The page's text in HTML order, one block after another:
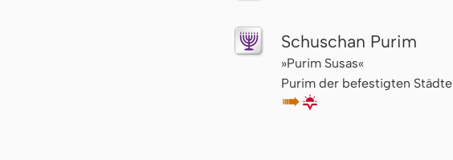
Schuschan Purim
»Purim Susas«
Purim der befestigten Städte
↦🌇